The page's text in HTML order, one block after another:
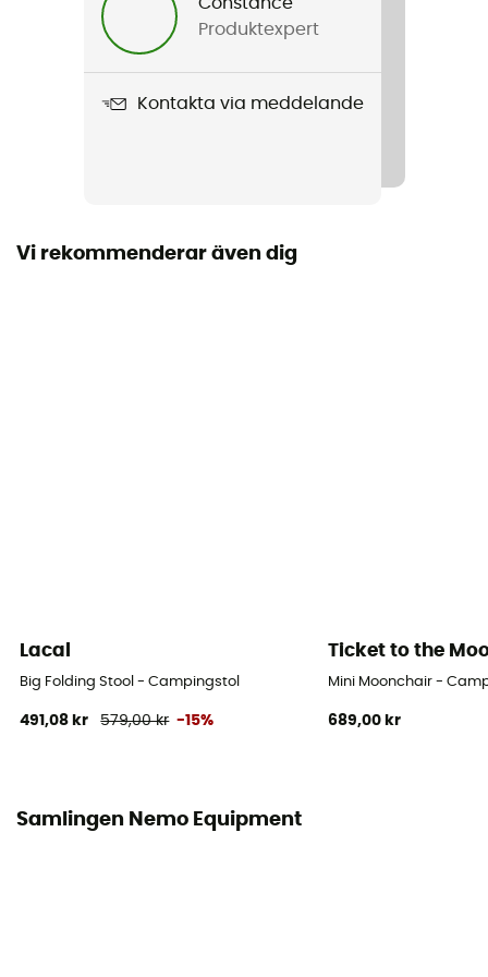
Produktnamn
Produktexpert
Kontakta via meddelande
Vi rekommenderar även dig
Lacal
Big Folding Stool - Campingstol
491,08 kr 579,00 kr -15%
Ticket to the
Mini Moonchair -
689,00 kr
Samlingen Nemo Equipment